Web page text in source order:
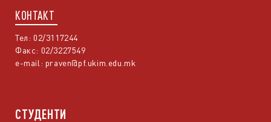
КОНТАКТ
Тел: 02/3117244
Факс: 02/3227549
e-mail: praven@pf.ukim.edu.mk
СТУДЕНТИ